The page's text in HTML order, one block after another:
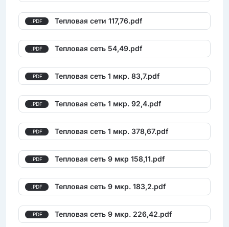
.PDF Тепловая сети 117,76.pdf
.PDF Тепловая сеть 54,49.pdf
.PDF Тепловая сеть 1 мкр. 83,7.pdf
.PDF Тепловая сеть 1 мкр. 92,4.pdf
.PDF Тепловая сеть 1 мкр. 378,67.pdf
.PDF Тепловая сеть 9 мкр 158,11.pdf
.PDF Тепловая сеть 9 мкр. 183,2.pdf
.PDF Тепловая сеть 9 мкр. 226,42.pdf